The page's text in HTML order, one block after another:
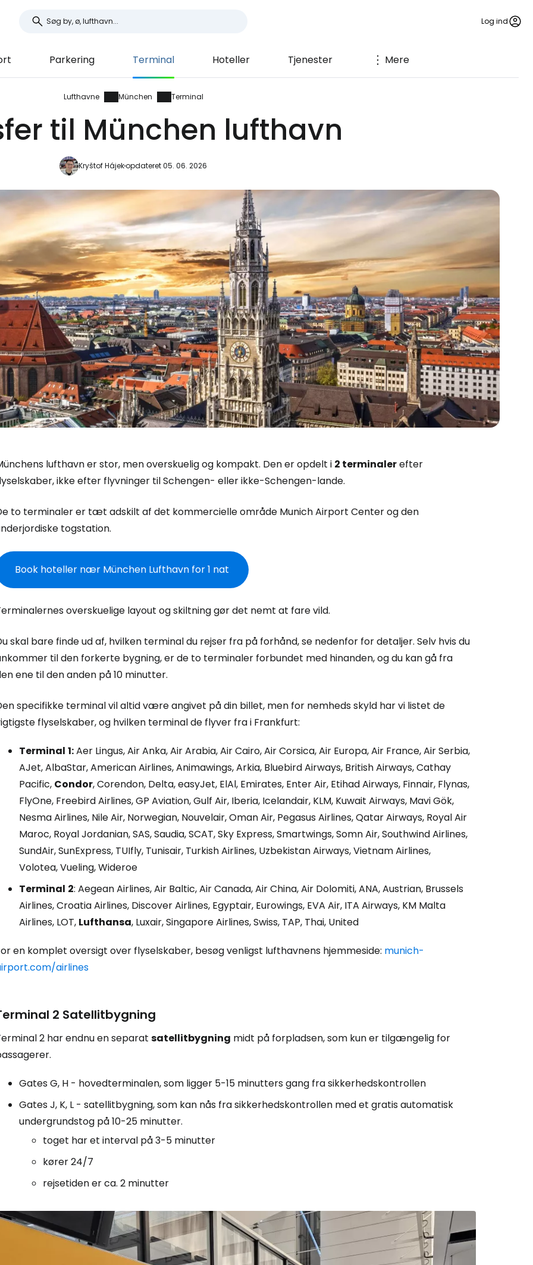
Log ind
Parkering Terminal Hoteller Tjenester Mere
Lufthavne München Terminal
til München lufthavn
Kryštof Hájekopdateret 05. 06. 2026
lufthavn er stor, men overskuelig og kompakt. Den er opdelt i 2 terminalerefter
ikke efter flyvninger til Schengen- eller ikke-Schengen-lande.
to terminaler er tæt adskilt af det kommercielle område Munich Airport Center og den
togstation.
Book hoteller nær München Lufthavn for 1 nat
overskuelige layout og skiltning gør det nemt at fare vild.
skal bare finde ud af, hvilken terminal du rejser fra på forhånd, se nedenfor for detaljer. Selv hvis du
til den forkerte bygning, er de to terminaler forbundet med hinanden, og du kan gå fra
ene til den anden på 10 minutter.
specifikke terminal vil altid være angivet på din billet, men for nemheds skyld har vi listet de
flyselskaber, og hvilken terminal de flyver fra i Frankfurt:
Terminal 1:Aer Lingus, Air Anka, Air Arabia, Air Cairo, Air Corsica, Air Europa, Air France, Air Serbia,
AJet, AlbaStar, American Airlines, Animawings, Arkia, Bluebird Airways, British Airways, Cathay
Pacific, Condor, Corendon, Delta, easyJet, ElAl, Emirates, Enter Air, Etihad Airways, Finnair, Flynas,
FlyOne, Freebird Airlines, GP Aviation, Gulf Air, Iberia, Icelandair, KLM, Kuwait Airways, Mavi Gök,
Nesma Airlines, Nile Air, Norwegian, Nouvelair, Oman Air, Pegasus Airlines, Qatar Airways, Royal Air
Maroc, Royal Jordanian, SAS, Saudia, SCAT, Sky Express, Smartwings, Somn Air, Southwind Airlines,
SundAir, SunExpress, TUIfly, Tunisair, Turkish Airlines, Uzbekistan Airways, Vietnam Airlines,
Volotea, Vueling, Wideroe
Terminal 2: Aegean Airlines, Air Baltic, Air Canada, Air China, Air Dolomiti, ANA, Austrian, Brussels
Airlines, Croatia Airlines, Discover Airlines, Egyptair, Eurowings, EVA Air, ITA Airways, KM Malta
Airlines, LOT, Lufthansa, Luxair, Singapore Airlines, Swiss, TAP, Thai, United
en komplet oversigt over flyselskaber, besøg venligst lufthavnens hjemmeside: munich-
airlines
2 Satellitbygning
2 har endnu en separat satellitbygning midt på forpladsen, som kun er tilgængelig for
Gates G, H - hovedterminalen, som ligger 5-15 minutters gang fra sikkerhedskontrollen
Gates J, K, L - satellitbygning, som kan nås fra sikkerhedskontrollen med et gratis automatisk
undergrundstog på 10-25 minutter.
toget har et interval på 3-5 minutter
kører 24/7
rejsetiden er ca. 2 minutter
Log ind på Cestee
Fortsæt med Facebook